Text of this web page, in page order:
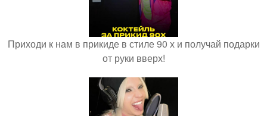
Приходи к нам в прикиде в стиле 90 х и получай подарки
от руки вверх!